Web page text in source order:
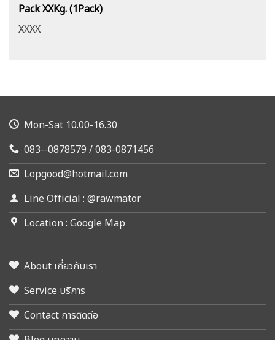
Pack XXKg. (1Pack)
XXXX
Mon-Sat 10.00-16.30
083--0878579 / 083-0871456
Lopgood@hotmail.com
Line Official : @rawmator
Location : Google Map
About เกี่ยวกับเรา
Service บริการ
Contact การติดต่อ